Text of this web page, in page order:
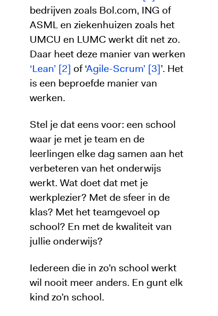
bedrijven zoals Bol.com, ING of
ASML en ziekenhuizen zoals het
UMCU en LUMC werkt dit net zo.
Daar heet deze manier van werken
‘Lean’ [2] of ‘Agile-Scrum’ [3]’. Het
is een beproefde manier van
werken.
Stel je dat eens voor: een school
waar je met je team en de
leerlingen elke dag samen aan het
verbeteren van het onderwijs
werkt. Wat doet dat met je
werkplezier? Met de sfeer in de
klas? Met het teamgevoel op
school? En met de kwaliteit van
jullie onderwijs?
Iedereen die in zo’n school werkt
wil nooit meer anders. En gunt elk
kind zo’n school.